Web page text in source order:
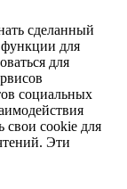
сделанный
для
для
социальных
свои cookie для
Эти